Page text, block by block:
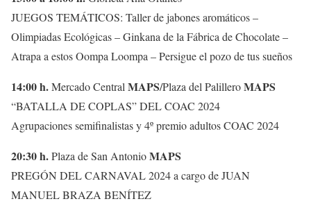
JUEGOS TEMÁTICOS: Taller de jabones aromáticos –
Olimpiadas Ecológicas – Ginkana de la Fábrica de Chocolate –
Atrapa a estos Oompa Loompa – Persigue el pozo de tus sueños
14:00 h.Mercado Central MAPS/Plaza del PalilleroMAPS
“BATALLA DE COPLAS” DEL COAC 2024
Agrupaciones semifinalistas y 4º premio adultos COAC 2024
20:30 h.Plaza de San AntonioMAPS
PREGÓN DEL CARNAVAL 2024 a cargo de JUAN
MANUEL BRAZA BENÍTEZ